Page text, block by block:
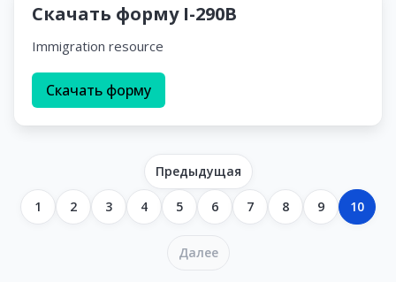
Скачать форму I-290B
Immigration resource
Скачать форму
Предыдущая
1 2 3 4 5 6 7 8 9 10
Далее